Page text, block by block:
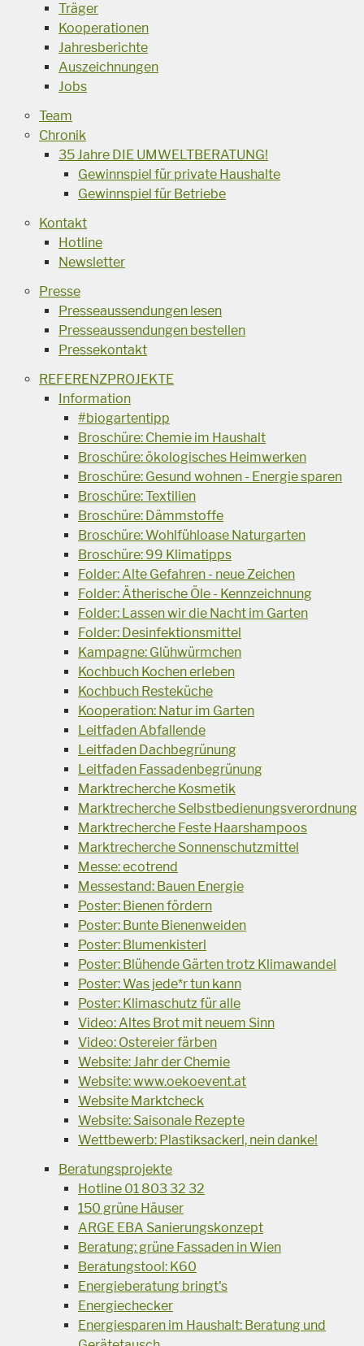
Träger
Kooperationen
Jahresberichte
Auszeichnungen
Jobs
Team
Chronik
35 Jahre DIE UMWELTBERATUNG!
Gewinnspiel für private Haushalte
Gewinnspiel für Betriebe
Kontakt
Hotline
Newsletter
Presse
Presseaussendungen lesen
Presseaussendungen bestellen
Pressekontakt
REFERENZPROJEKTE
Information
#biogartentipp
Broschüre: Chemie im Haushalt
Broschüre: ökologisches Heimwerken
Broschüre: Gesund wohnen - Energie sparen
Broschüre: Textilien
Broschüre: Dämmstoffe
Broschüre: Wohlfühloase Naturgarten
Broschüre: 99 Klimatipps
Folder: Alte Gefahren - neue Zeichen
Folder: Ätherische Öle - Kennzeichnung
Folder: Lassen wir die Nacht im Garten
Folder: Desinfektionsmittel
Kampagne: Glühwürmchen
Kochbuch Kochen erleben
Kochbuch Resteküche
Kooperation: Natur im Garten
Leitfaden Abfallende
Leitfaden Dachbegrünung
Leitfaden Fassadenbegrünung
Marktrecherche Kosmetik
Marktrecherche Selbstbedienungsverordnung
Marktrecherche Feste Haarshampoos
Marktrecherche Sonnenschutzmittel
Messe: ecotrend
Messestand: Bauen Energie
Poster: Bienen fördern
Poster: Bunte Bienenweiden
Poster: Blumenkisterl
Poster: Blühende Gärten trotz Klimawandel
Poster: Was jede*r tun kann
Poster: Klimaschutz für alle
Video: Altes Brot mit neuem Sinn
Video: Ostereier färben
Website: Jahr der Chemie
Website: www.oekoevent.at
Website Marktcheck
Website: Saisonale Rezepte
Wettbewerb: Plastiksackerl, nein danke!
Beratungsprojekte
Hotline 01 803 32 32
150 grüne Häuser
ARGE EBA Sanierungskonzept
Beratung: grüne Fassaden in Wien
Beratungstool: K60
Energieberatung bringt's
Energiechecker
Energiesparen im Haushalt: Beratung und